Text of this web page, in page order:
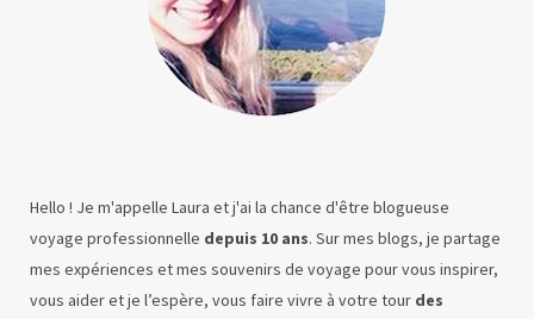
Hello ! Je m'appelle Laura et j'ai la chance d'être blogueuse
voyage professionnelle depuis 10 ans. Sur mes blogs, je partage
mes expériences et mes souvenirs de voyage pour vous inspirer,
vous aider et je l’espère, vous faire vivre à votre tour des